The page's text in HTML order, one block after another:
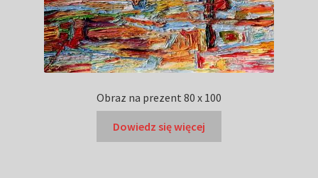
Obraz na prezent 80 x 100
Dowiedz się więcej